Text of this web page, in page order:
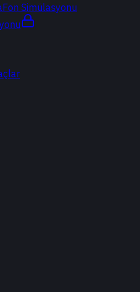
Fon Simülasyonu